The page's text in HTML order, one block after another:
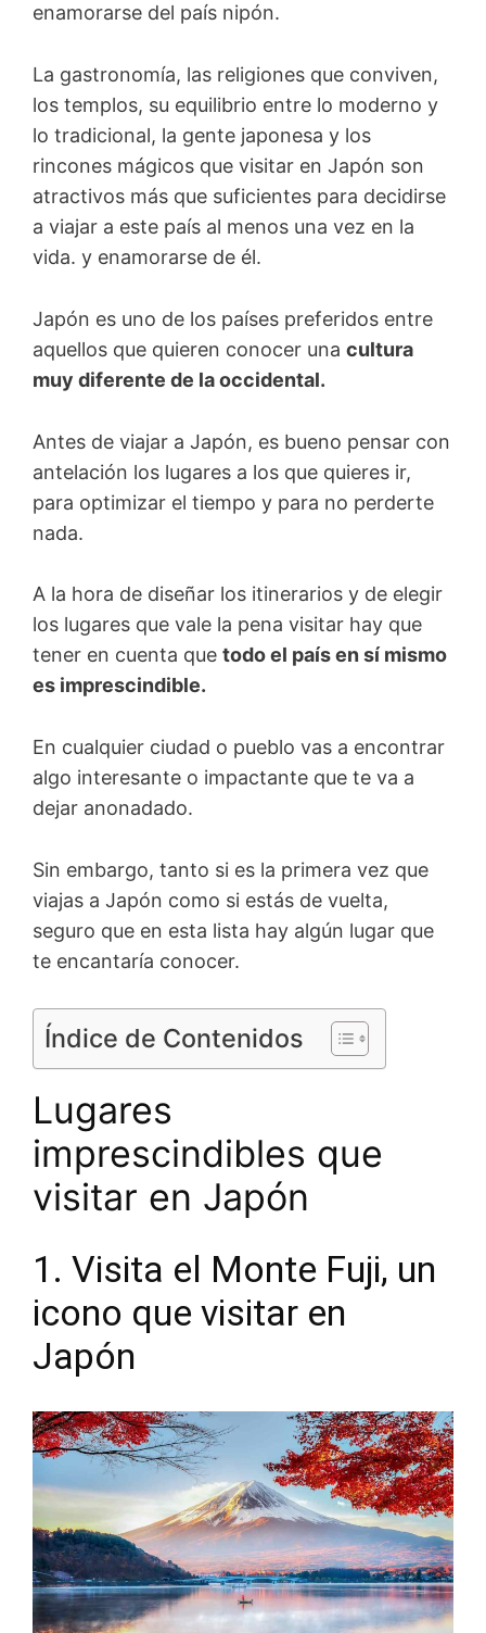
enamorarse del país nipón.
La gastronomía, las religiones que conviven,
los templos, su equilibrio entre lo moderno y
lo tradicional, la gente japonesa y los
rincones mágicos que visitar en Japón son
atractivos más que suficientes para decidirse
a viajar a este país al menos una vez en la
vida. y enamorarse de él.
Japón es uno de los países preferidos entre
aquellos que quieren conocer una cultura
muy diferente de la occidental.
Antes de viajar a Japón, es bueno pensar con
antelación los lugares a los que quieres ir,
para optimizar el tiempo y para no perderte
nada.
A la hora de diseñar los itinerarios y de elegir
los lugares que vale la pena visitar hay que
tener en cuenta que todo el país en sí mismo
es imprescindible.
En cualquier ciudad o pueblo vas a encontrar
algo interesante o impactante que te va a
dejar anonadado.
Sin embargo, tanto si es la primera vez que
viajas a Japón como si estás de vuelta,
seguro que en esta lista hay algún lugar que
te encantaría conocer.
Índice de Contenidos
Lugares
imprescindibles que
visitar en Japón
1. Visita el Monte Fuji, un
icono que visitar en
Japón